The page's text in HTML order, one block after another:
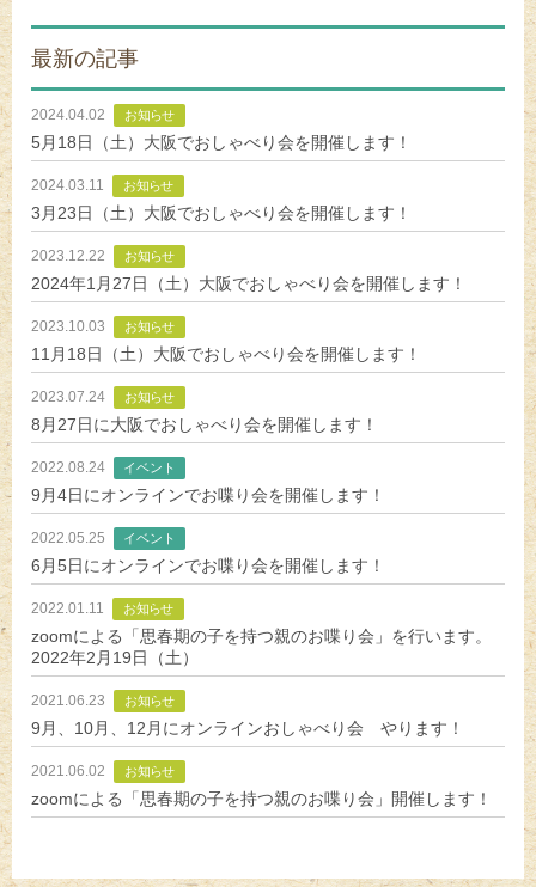
最新の記事
2024.04.02 お知らせ
5月18日（土）大阪でおしゃべり会を開催します！
2024.03.11 お知らせ
3月23日（土）大阪でおしゃべり会を開催します！
2023.12.22 お知らせ
2024年1月27日（土）大阪でおしゃべり会を開催します！
2023.10.03 お知らせ
11月18日（土）大阪でおしゃべり会を開催します！
2023.07.24 お知らせ
8月27日に大阪でおしゃべり会を開催します！
2022.08.24 イベント
9月4日にオンラインでお喋り会を開催します！
2022.05.25 イベント
6月5日にオンラインでお喋り会を開催します！
2022.01.11 お知らせ
zoomによる「思春期の子を持つ親のお喋り会」を行います。
2022年2月19日（土）
2021.06.23 お知らせ
9月、10月、12月にオンラインおしゃべり会 やります！
2021.06.02 お知らせ
zoomによる「思春期の子を持つ親のお喋り会」開催します！